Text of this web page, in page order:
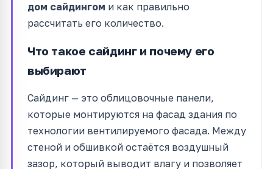
дом сайдингом и как правильно
рассчитать его количество.
Что такое сайдинг и почему его
выбирают
Сайдинг — это облицовочные панели,
которые монтируются на фасад здания по
технологии вентилируемого фасада. Между
стеной и обшивкой остаётся воздушный
зазор, который выводит влагу и позволяет